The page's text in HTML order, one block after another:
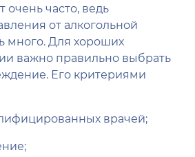
очень часто, ведь
от алкогольной
много. Для хороших
важно правильно выбрать
Его критериями
врачей;